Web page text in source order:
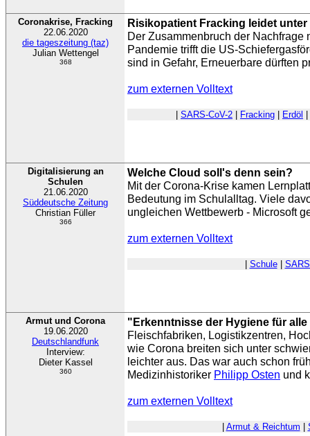
Coronakrise, Fracking
22.06.2020
die tageszeitung (taz)
Julian Wettengel
368
Risikopatient Fracking leidet unter
Der Zusammenbruch der Nachfrage
Pandemie trifft die US-
sind in Gefahr, Erneuerbare dürften
zum externen Volltext
SARS-CoV-2 Fracking Erdöl
Digitalisierung an
Schulen
21.06.2020
Süddeutsche Zeitung
Christian Füller
366
Welche Cloud soll's denn sein?
Mit der Corona-Krise kamen
Bedeutung im Schulalltag. Viele
ungleichen Wettbewerb - Microsoft
zum externen Volltext
Schule|
Armut und Corona
19.06.2020
Deutschlandfunk
Interview:
Dieter Kassel
360
"Erkenntnisse der Hygiene für
Fleischfabriken, Logistikzentren,
wie Corona breiten sich unter
leichter aus. Das war auch schon
Medizinhistoriker Philipp Osten und
zum externen Volltext
Armut & Reichtum